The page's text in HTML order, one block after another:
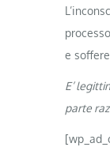
e
E’
parte